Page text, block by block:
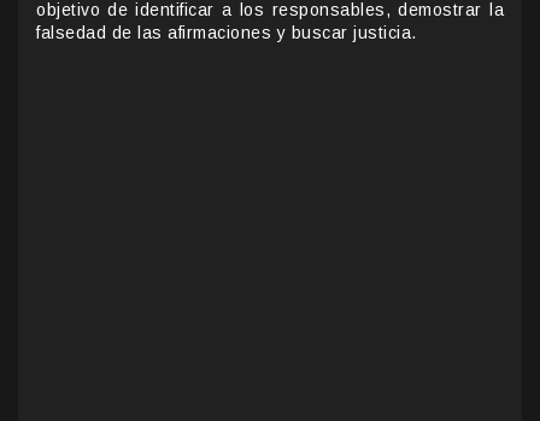
objetivo de identificar a los responsables, demostrar la
falsedad de las afirmaciones y buscar justicia.